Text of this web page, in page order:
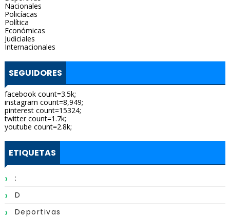
Nacionales
Policíacas
Política
Económicas
Judiciales
Internacionales
SEGUIDORES
facebook count=3.5k;
instagram count=8,949;
pinterest count=15324;
twitter count=1.7k;
youtube count=2.8k;
ETIQUETAS
:
D
Deportivas